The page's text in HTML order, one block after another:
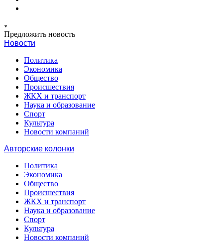
Предложить новость
Новости
Политика
Экономика
Общество
Происшествия
ЖКХ и транспорт
Наука и образование
Спорт
Культура
Новости компаний
Авторские колонки
Политика
Экономика
Общество
Происшествия
ЖКХ и транспорт
Наука и образование
Спорт
Культура
Новости компаний